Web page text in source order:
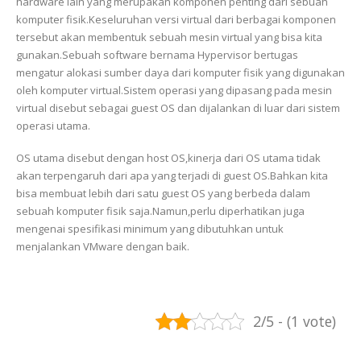
komputer fisik.Keseluruhan versi virtual dari berbagai komponen
tersebut akan membentuk sebuah mesin virtual yang bisa kita
gunakan.Sebuah software bernama Hypervisor bertugas
mengatur alokasi sumber daya dari komputer fisik yang digunakan
oleh komputer virtual.Sistem operasi yang dipasang pada mesin
virtual disebut sebagai guest OS dan dijalankan di luar dari sistem
operasi utama.
OS utama disebut dengan host OS,kinerja dari OS utama tidak
akan terpengaruh dari apa yang terjadi di guest OS.Bahkan kita
bisa membuat lebih dari satu guest OS yang berbeda dalam
sebuah komputer fisik saja.Namun,perlu diperhatikan juga
mengenai spesifikasi minimum yang dibutuhkan untuk
menjalankan VMware dengan baik.
2/5 - (1 vote)